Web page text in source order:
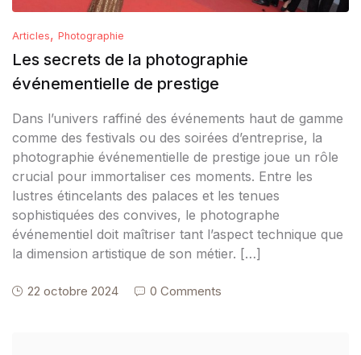
Articles, Photographie
Les secrets de la photographie
événementielle de prestige
Dans l’univers raffiné des événements haut de gamme
comme des festivals ou des soirées d’entreprise, la
photographie événementielle de prestige joue un rôle
crucial pour immortaliser ces moments. Entre les
lustres étincelants des palaces et les tenues
sophistiquées des convives, le photographe
événementiel doit maîtriser tant l’aspect technique que
la dimension artistique de son métier. […]
22 octobre 2024 0 Comments